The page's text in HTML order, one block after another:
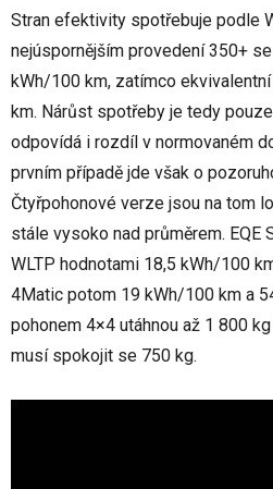
Stran efektivity spotřebuje podle
nejúspornějším provedení 350+
kWh/100 km, zatímco ekvivalentní
km. Nárůst spotřeby je tedy
odpovídá i rozdíl v normovaném
prvním případě jde však o
Čtyřpohonové verze jsou na tom
stále vysoko nad průměrem. EQE
WLTP hodnotami 18,5 kWh/100
4Matic potom 19 kWh/100 km a
pohonem 4×4 utáhnou až 1 800
musí spokojit se 750 kg.